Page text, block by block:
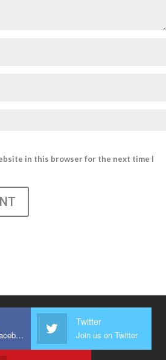
in this browser for the next time I
Join us on Facebook
Twitter
Join us on Twitter